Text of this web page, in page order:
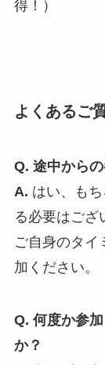
得！）
よくあるご
Q. 途中から
A. はい、も
る必要はござ
ご自身のタイ
加ください。
Q. 何度か参
か？